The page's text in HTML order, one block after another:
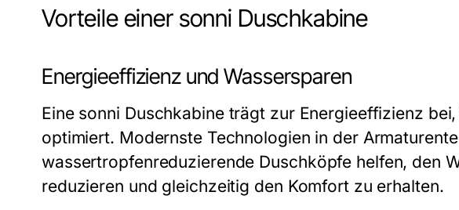
Vorteile einer sonni Duschkabine
Energieeffizienz und Wassersparen
Eine sonni Duschkabine trägt zur Energieeffizienz
optimiert. Modernste Technologien in der
wassertropfenreduzierende Duschköpfe helfen, den
reduzieren und gleichzeitig den Komfort zu erhalten.